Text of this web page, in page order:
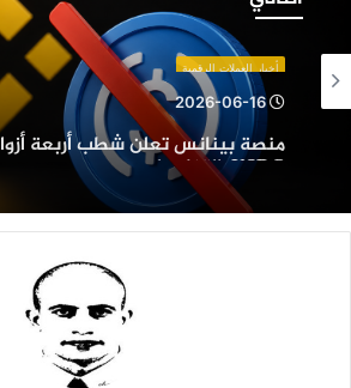
أربعة
أزواج
تداول
أخبار العملات الرقمية
2026-06-16
منصة بينانس تعلن شطب أربعة
USDC: التفاصيل